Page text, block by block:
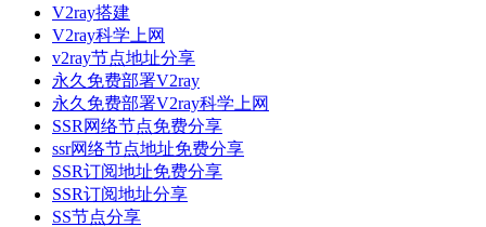
V2ray搭建
V2ray科学上网
v2ray节点地址分享
永久免费部署V2ray
永久免费部署V2ray科学上网
SSR网络节点免费分享
ssr网络节点地址免费分享
SSR订阅地址免费分享
SSR订阅地址分享
SS节点分享